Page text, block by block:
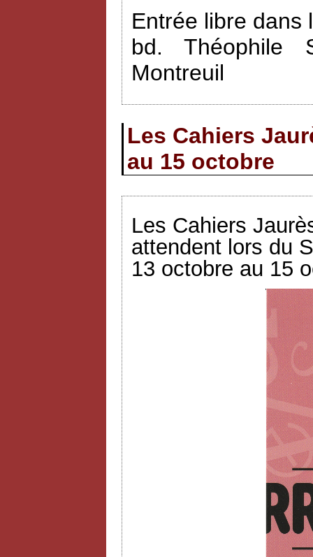
Entrée libre dans
bd. Théophile
Montreuil
Les Cahiers
au 15 octobre
Les Cahiers
attendent lors du
13 octobre au 15